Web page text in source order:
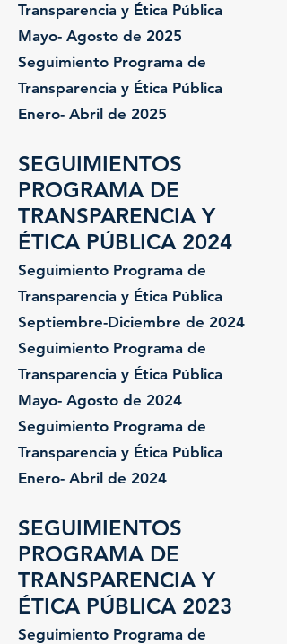
Transparencia y Ética Pública
Mayo- Agosto de 2025
Seguimiento Programa de
Transparencia y Ética Pública
Enero- Abril de 2025
SEGUIMIENTOS
PROGRAMA DE
TRANSPARENCIA Y
ÉTICA PÚBLICA 2024
Seguimiento Programa de
Transparencia y Ética Pública
Septiembre-Diciembre de 2024
Seguimiento Programa de
Transparencia y Ética Pública
Mayo- Agosto de 2024
Seguimiento Programa de
Transparencia y Ética Pública
Enero- Abril de 2024
SEGUIMIENTOS
PROGRAMA DE
TRANSPARENCIA Y
ÉTICA PÚBLICA 2023
Seguimiento Programa de